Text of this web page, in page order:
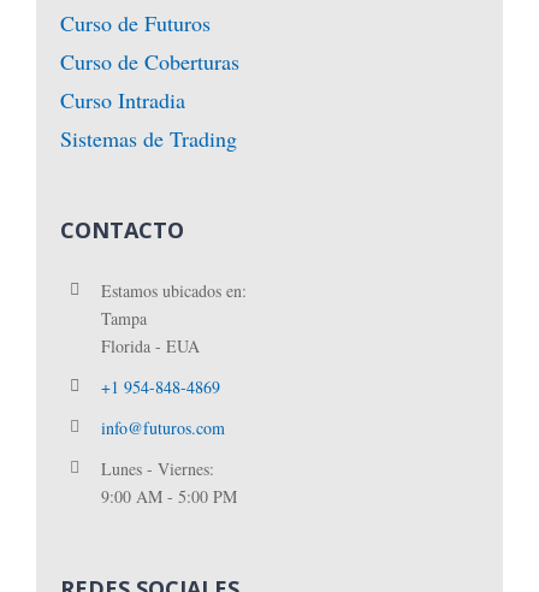
Curso de Futuros
Curso de Coberturas
Curso Intradia
Sistemas de Trading
CONTACTO
Estamos ubicados en:
Tampa
Florida - EUA
+1 954-848-4869
info@futuros.com
Lunes - Viernes:
9:00 AM - 5:00 PM